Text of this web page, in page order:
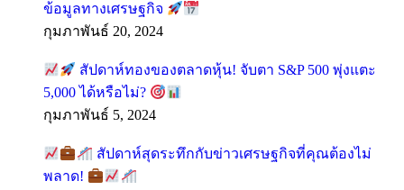
ข้อมูลทางเศรษฐกิจ
กุมภาพันธ์ 20, 2024
สัปดาห์ทองของตลาดหุ้น! จับตา S&P 500 พุ่งแตะ
5,000 ได้หรือไม่?
กุมภาพันธ์ 5, 2024
สัปดาห์สุดระทึกกับข่าวเศรษฐกิจที่คุณต้องไม่
พลาด!